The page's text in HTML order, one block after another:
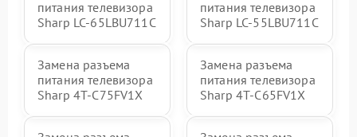
питания телевизора
Sharp LC-65LBU711C
питания телевизора
Sharp LC-55LBU711C
Замена разъема
питания телевизора
Sharp 4T-C75FV1X
Замена разъема
питания телевизора
Sharp 4T-C65FV1X